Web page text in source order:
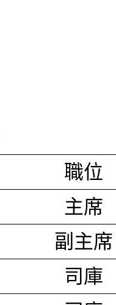
職位
主席
副主席
司庫